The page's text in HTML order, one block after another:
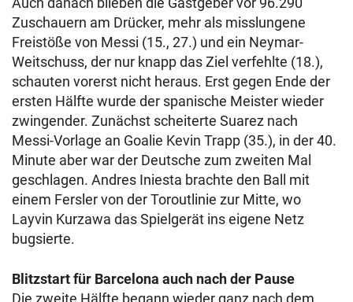
Zuschauern am Drücker, mehr als misslungene
Freistöße von Messi (15., 27.) und ein Neymar-
Weitschuss, der nur knapp das Ziel verfehlte (18.),
schauten vorerst nicht heraus. Erst gegen Ende der
ersten Hälfte wurde der spanische Meister wieder
zwingender. Zunächst scheiterte Suarez nach
Messi-Vorlage an Goalie Kevin Trapp (35.), in der 40.
Minute aber war der Deutsche zum zweiten Mal
geschlagen. Andres Iniesta brachte den Ball mit
einem Fersler von der Toroutlinie zur Mitte, wo
Layvin Kurzawa das Spielgerät ins eigene Netz
bugsierte.
Blitzstart für Barcelona auch nach der Pause
Die zweite Hälfte begann wieder ganz nach dem